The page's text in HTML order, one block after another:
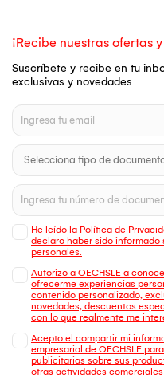
¡Recibe nuestras ofertas
Suscríbete y recibe en tu
exclusivas y novedades
He leído la Política de
declaro haber sido informado
personales.
Autorizo a OECHSLE a
ofrecerme experiencias
contenido personalizado,
novedades, descuentos
con lo que realmente me
Acepto el compartir mi
empresarial de OECHSLE
publicitarias sobre sus
otras actividades